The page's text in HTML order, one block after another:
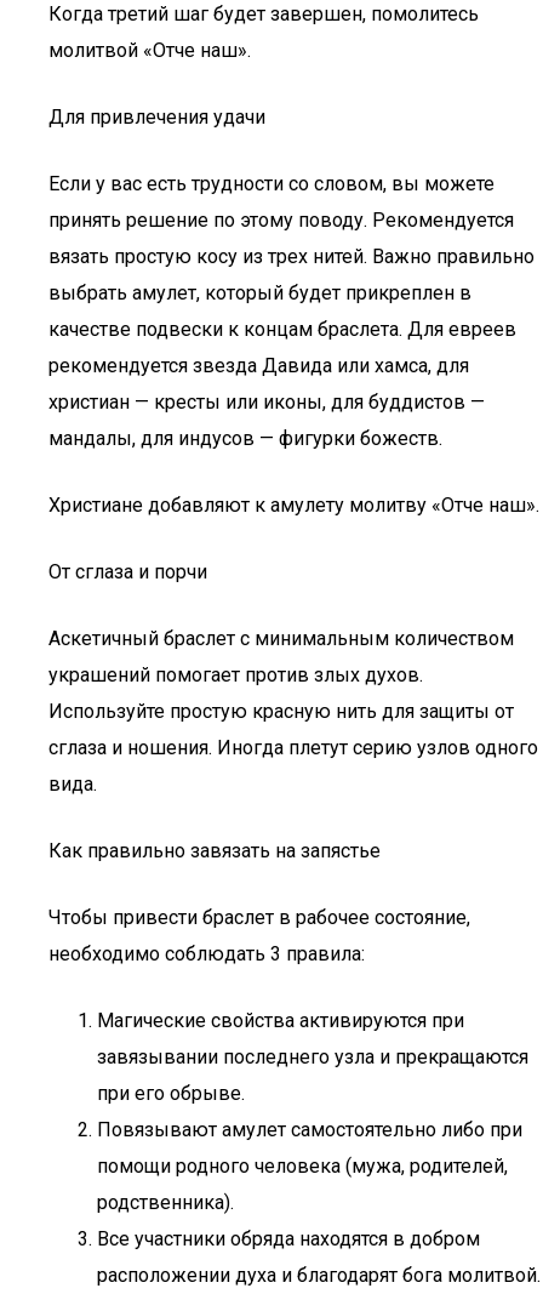
Когда третий шаг будет завершен, помолитесь
молитвой «Отче наш».
Для привлечения удачи
Если у вас есть трудности со словом, вы можете
принять решение по этому поводу. Рекомендуется
вязать простую косу из трех нитей. Важно правильно
выбрать амулет, который будет прикреплен в
качестве подвески к концам браслета. Для евреев
рекомендуется звезда Давида или хамса, для
христиан — кресты или иконы, для буддистов —
мандалы, для индусов — фигурки божеств.
Христиане добавляют к амулету молитву «Отче наш».
От сглаза и порчи
Аскетичный браслет с минимальным количеством
украшений помогает против злых духов.
Используйте простую красную нить для защиты от
сглаза и ношения. Иногда плетут серию узлов одного
вида.
Как правильно завязать на запястье
Чтобы привести браслет в рабочее состояние,
необходимо соблюдать 3 правила:
Магические свойства активируются при
завязывании последнего узла и прекращаются
при его обрыве.
Повязывают амулет самостоятельно либо при
помощи родного человека (мужа, родителей,
родственника).
Все участники обряда находятся в добром
расположении духа и благодарят бога молитвой.